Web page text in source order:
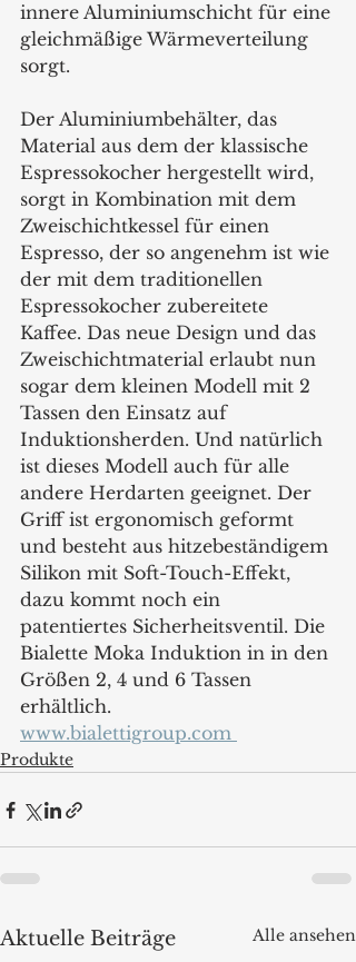
innere Aluminiumschicht für eine
gleichmäßige Wärmeverteilung
sorgt.
Der Aluminiumbehälter, das
Material aus dem der klassische
Espressokocher hergestellt wird,
sorgt in Kombination mit dem
Zweischichtkessel für einen
Espresso, der so angenehm ist wie
der mit dem traditionellen
Espressokocher zubereitete
Kaffee. Das neue Design und das
Zweischichtmaterial erlaubt nun
sogar dem kleinen Modell mit 2
Tassen den Einsatz auf
Induktionsherden. Und natürlich
ist dieses Modell auch für alle
andere Herdarten geeignet. Der
Griff ist ergonomisch geformt
und besteht aus hitzebeständigem
Silikon mit Soft-Touch-Effekt,
dazu kommt noch ein
patentiertes Sicherheitsventil. Die
Bialette Moka Induktion in in den
Größen 2, 4 und 6 Tassen
erhältlich.
www.bialettigroup.com
Produkte
Aktuelle Beiträge Alle ansehen